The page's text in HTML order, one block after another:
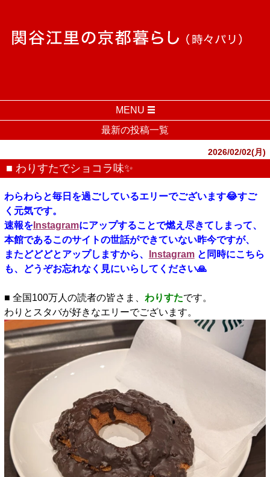
MENU
最新の投稿一覧
2026/02/02(月)
■ わりすたでショコラ味✨️
わらわらと毎日を過ごしているエリーでございます😂すご
く元気です。
速報をInstagramにアップすることで燃え尽きてしまって、
本館であるこのサイトの世話ができていない昨今ですが、
またどどどとアップしますから、
Instagramと同時にこちら
も、どうぞお忘れなく見にいらしてください🙏
■ 全国100万人の読者の皆さま、 わりすたです。
わりとスタバが好きなエリーでございます。